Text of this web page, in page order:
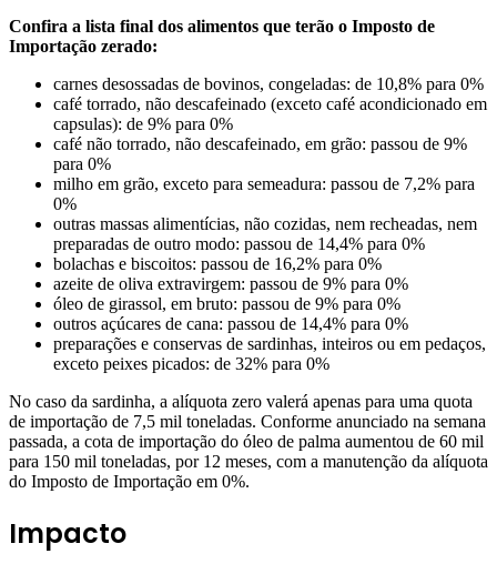
Confira a lista final dos alimentos que terão o Imposto de
Importação zerado:
carnes desossadas de bovinos, congeladas: de 10,8% para 0%
café torrado, não descafeinado (exceto café acondicionado em
capsulas): de 9% para 0%
café não torrado, não descafeinado, em grão: passou de 9%
para 0%
milho em grão, exceto para semeadura: passou de 7,2% para
0%
outras massas alimentícias, não cozidas, nem recheadas, nem
preparadas de outro modo: passou de 14,4% para 0%
bolachas e biscoitos: passou de 16,2% para 0%
azeite de oliva extravirgem: passou de 9% para 0%
óleo de girassol, em bruto: passou de 9% para 0%
outros açúcares de cana: passou de 14,4% para 0%
preparações e conservas de sardinhas, inteiros ou em pedaços,
exceto peixes picados: de 32% para 0%
No caso da sardinha, a alíquota zero valerá apenas para uma quota
de importação de 7,5 mil toneladas. Conforme anunciado na semana
passada, a cota de importação do óleo de palma aumentou de 60 mil
para 150 mil toneladas, por 12 meses, com a manutenção da alíquota
do Imposto de Importação em 0%.
Impacto